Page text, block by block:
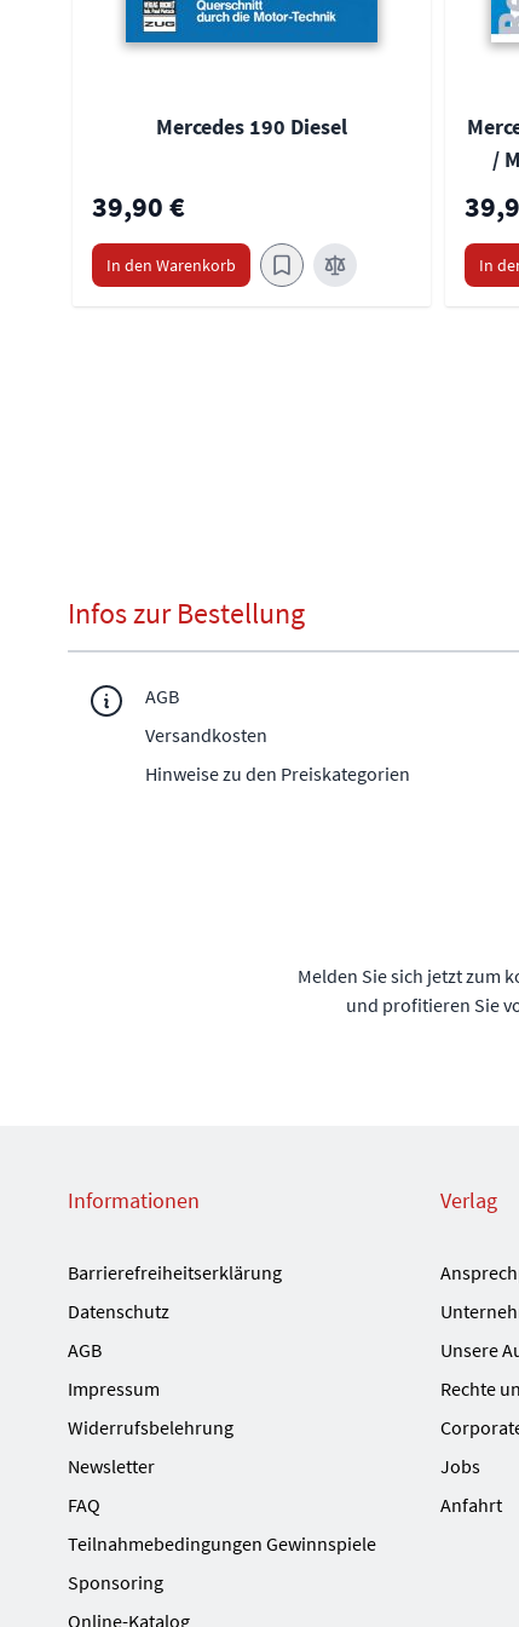
Mercedes 190 Diesel
39,90 €
In den Warenkorb
/
In
Infos zur Bestellung
AGB
Versandkosten
Hinweise zu den Preiskategorien
Melden Sie sich jetzt zum
und profitieren Sie
Informationen
Barrierefreiheitserklärung
Datenschutz
AGB
Impressum
Widerrufsbelehrung
Newsletter
FAQ
Teilnahmebedingungen Gewinnspiele
Sponsoring
Online-Katalog
Verlag
Unsere
Rechte
Jobs
Anfahrt